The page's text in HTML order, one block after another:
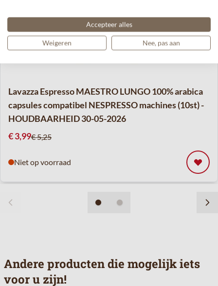
Lavazza Espresso MAESTRO LUNGO 100% arabica
capsules compatibel NESPRESSO machines (10st) -
HOUDBAARHEID 30-05-2026
Speciale prijs
€ 3,99€ 5,25
Niet op voorraad
Andere producten die mogelijk iets
voor u zijn!
Accepteer alles
Weigeren Nee, pas aan